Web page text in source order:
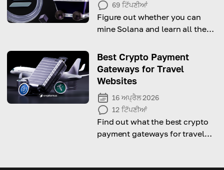
69 ਟਿੱਪਣੀਆਂ
Figure out whether you can
mine Solana and learn all the
Best Crypto Payment
Gateways for Travel
Websites
16 ਅਪ੍ਰੈਲ 2026
12 ਟਿੱਪਣੀਆਂ
Find out what the best crypto
payment gateways for travel